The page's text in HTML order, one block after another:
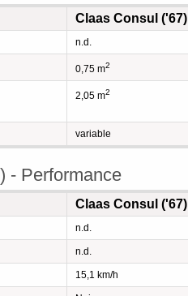
Claas Consul ('67)
n.d.
0,75 m2
2,05 m2
variable
- Performance
Claas Consul ('67)
n.d.
n.d.
15,1 km/h